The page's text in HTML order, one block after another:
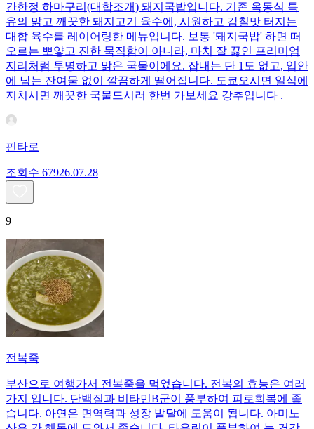
간한정 하마구리(대합조개) 돼지국밥입니다. 기존 옥동식 특
유의 맑고 깨끗한 돼지고기 육수에, 시원하고 감칠맛 터지는
대합 육수를 레이어링한 메뉴입니다. 보통 '돼지국밥' 하면 떠
오르는 뽀얗고 진한 묵직함이 아니라, 마치 잘 끓인 프리미엄
지리처럼 투명하고 맑은 국물이에요. 잡내는 단 1도 없고, 입안
에 남는 잔여물 없이 깔끔하게 떨어집니다. 도쿄오시면 일식에
지치시면 깨끗한 국물드시러 한번 가보세요 강추입니다 .
핀타로
조회수 67926.07.28
9
전복죽
부산으로 여행가서 전복죽을 먹었습니다. 전복의 효능은 여러
가지 입니다. 단백질과 비타민B군이 풍부하여 피로회복에 좋
습니다. 아연은 면역력과 성장 발달에 도움이 됩니다. 아미노